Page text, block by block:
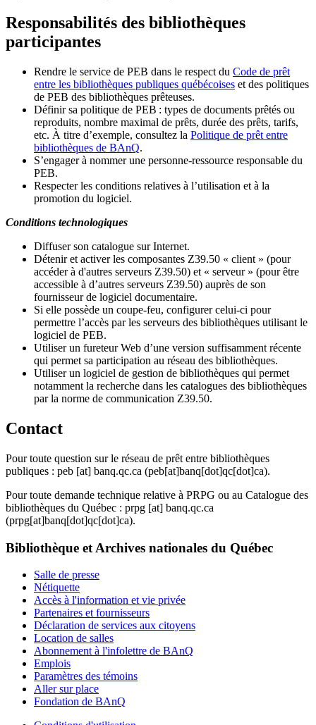
Responsabilités des bibliothèques
participantes
Rendre le service de PEB dans le respect du Code de prêt
entre les bibliothèques publiques québécoises et des politiques
de PEB des bibliothèques prêteuses.
Définir sa politique de PEB : types de documents prêtés ou
reproduits, nombre maximal de prêts, durée des prêts, tarifs,
etc. À titre d’exemple, consultez la Politique de prêt entre
bibliothèques de BAnQ.
S’engager à nommer une personne-ressource responsable du
PEB.
Respecter les conditions relatives à l’utilisation et à la
promotion du logiciel.
Conditions technologiques
Diffuser son catalogue sur Internet.
Détenir et activer les composantes Z39.50 « client » (pour
accéder à d'autres serveurs Z39.50) et « serveur » (pour être
accessible à d’autres serveurs Z39.50) auprès de son
fournisseur de logiciel documentaire.
Si elle possède un coupe-feu, configurer celui-ci pour
permettre l’accès par les serveurs des bibliothèques utilisant le
logiciel de PEB.
Utiliser un fureteur Web d’une version suffisamment récente
qui permet sa participation au réseau des bibliothèques.
Utiliser un logiciel de gestion de bibliothèques qui permet
notamment la recherche dans les catalogues des bibliothèques
par la norme de communication Z39.50.
Contact
Pour toute question sur le réseau de prêt entre bibliothèques
publiques : peb [at] banq.qc.ca (peb[at]banq[dot]qc[dot]ca).
Pour toute demande technique relative à PRPG ou au Catalogue des
bibliothèques du Québec : prpg [at] banq.qc.ca
(prpg[at]banq[dot]qc[dot]ca).
Bibliothèque et Archives nationales du Québec
Salle de presse
Nétiquette
Accès à l'information et vie privée
Partenaires et fournisseurs
Déclaration de services aux citoyens
Location de salles
Abonnement à l'infolettre de BAnQ
Emplois
Paramètres des témoins
Aller sur place
Fondation de BAnQ